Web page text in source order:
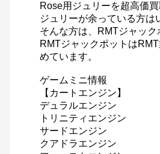
Rose用ジュリーを超高価
ジュリーが余っている方は
そんな方は、RMTジャッ
RMTジャックポットは
めています。
ゲームミニ情報
【カートエンジン】
デュラルエンジン
トリニティエンジン
サードエンジン
クアドラエンジン